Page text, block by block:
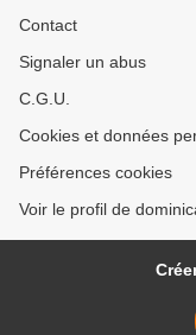
Contact
Signaler un abus
C.G.U.
Cookies et données
Préférences cookies
Voir le profil de